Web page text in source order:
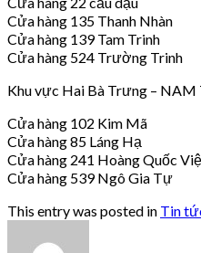
Cửa hàng 135 Thanh Nhàn
Cửa hàng 139 Tam Trinh
Cửa hàng 524 Trường Trinh
Khu vực Hai Bà Trưng –
Cửa hàng 102 Kim Mã
Cửa hàng 85 Láng Hạ
Cửa hàng 241 Hoàng Quốc
Cửa hàng 539 Ngô Gia Tự
This entry was posted in Tin